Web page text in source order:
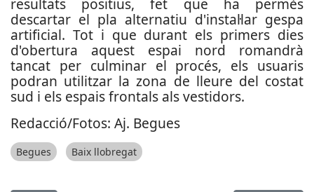
resultats positius, fet que ha permès
descartar el pla alternatiu d'instal·lar gespa
artificial. Tot i que durant els primers dies
d'obertura aquest espai nord romandrà
tancat per culminar el procés, els usuaris
podran utilitzar la zona de lleure del costat
sud i els espais frontals als vestidors.
Redacció/Fotos: Aj. Begues
Begues Baix llobregat